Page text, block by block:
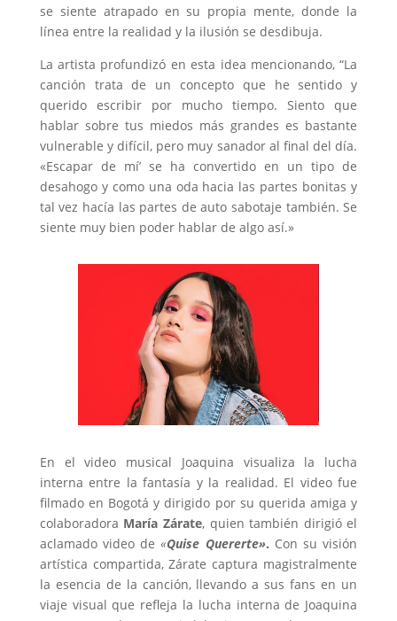
se siente atrapado en su propia mente, donde la
línea entre la realidad y la ilusión se desdibuja.
La artista profundizó en esta idea mencionando, “La
canción trata de un concepto que he sentido y
querido escribir por mucho tiempo. Siento que
hablar sobre tus miedos más grandes es bastante
vulnerable y difícil, pero muy sanador al final del día.
«Escapar de mí’ se ha convertido en un tipo de
desahogo y como una oda hacia las partes bonitas y
tal vez hacía las partes de auto sabotaje también. Se
siente muy bien poder hablar de algo así.»
En el video musical Joaquina visualiza la lucha
interna entre la fantasía y la realidad. El video fue
filmado en Bogotá y dirigido por su querida amiga y
colaboradora María Zárate, quien también dirigió el
aclamado video de«Quise Quererte». Con su visión
artística compartida, Zárate captura magistralmente
la esencia de la canción, llevando a sus fans en un
viaje visual que refleja la lucha interna de Joaquina